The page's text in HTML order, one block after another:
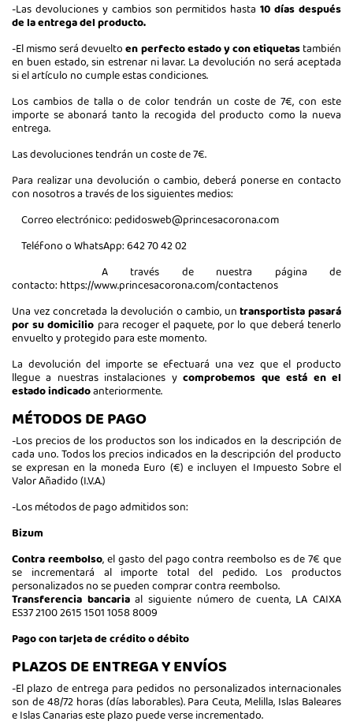
-Las devoluciones y cambios son permitidos hasta10 días después
de la entrega del producto.
-El mismo será devueltoen perfecto estado y con etiquetastambién
en buen estado, sin estrenar ni lavar. La devolución no será aceptada
si el artículo no cumple estas condiciones.
Los cambios de talla o de color tendrán un coste de 7€, con este
importe se abonará tanto la recogida del producto como la nueva
entrega.
Las devoluciones tendrán un coste de 7€.
Para realizar una devolución o cambio, deberá ponerse en contacto
con nosotros a través de los siguientes medios:
Correo electrónico: pedidosweb@princesacorona.com
Teléfono o WhatsApp: 642 70 42 02
A través de nuestra página de
contacto: https://www.princesacorona.com/contactenos
Una vez concretada la devolución o cambio, untransportista pasará
por su domicilio para recoger el paquete, por lo que deberá tenerlo
envuelto y protegido para este momento.
La devolución del importe se efectuará una vez que el producto
llegue a nuestras instalaciones ycomprobemos que está en el
estado indicadoanteriormente.
MÉTODOS DE PAGO
-Los precios de los productos son los indicados en la descripción de
cada uno. Todos los precios indicados en la descripción del producto
se expresan en la moneda Euro (€) e incluyen el Impuesto Sobre el
Valor Añadido (I.V.A.)
-Los métodos de pago admitidos son:
Bizum
Contra reembolso, el gasto del pago contra reembolso es de 7€ que
se incrementará al importe total del pedido. Los productos
personalizados no se pueden comprar contra reembolso.
Transferencia bancariaal siguiente número de cuenta, LA CAIXA
ES37 2100 2615 1501 1058 8009
Pago con tarjeta de crédito o débito
PLAZOS DE ENTREGA Y ENVÍOS
-El plazo de entrega para pedidos no personalizados internacionales
son de 48/72 horas (días laborables). Para Ceuta, Melilla, Islas Baleares
e Islas Canarias este plazo puede verse incrementado.